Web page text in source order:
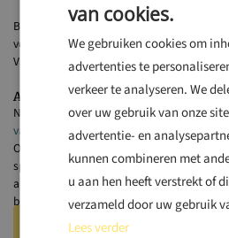
Bestel muggenwerende producten via
voor een veilige reis. Voor malariapillen en
Vaccinatiepunt.
Andere benodigde vaccinaties voor
Naast malariapreventie biedt
vaccinaties aan om jouw reis naar
Onze artsen geven persoonlijk advies op
specifieke reisplannen. Of het nu gaat om
andere aanbevolen vaccinaties, wij zorgen
beschermd op reis gaat.
Check je vergoedingen
van cookies.
We gebruiken cookies om
advertenties te
verkeer te analyseren. We
over uw gebruik van onze
advertentie- en
kunnen combineren met
u aan hen heeft verstrekt of
verzameld door uw gebruik
Lees verder